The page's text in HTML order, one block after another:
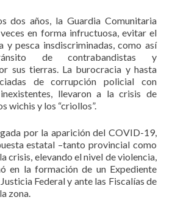
dos años, la Guardia Comunitaria
en forma infructuosa, evitar el
y pesca insdiscriminadas, como así
de contrabandistas y
sus tierras. La burocracia y hasta
de corrupción policial con
llevaron a la crisis de
wichis y los “criollos”.
por la aparición del COVID-19,
estatal –tanto provincial como
crisis, elevando el nivel de violencia,
en la formación de un Expediente
Federal y ante las Fiscalías de
zona.